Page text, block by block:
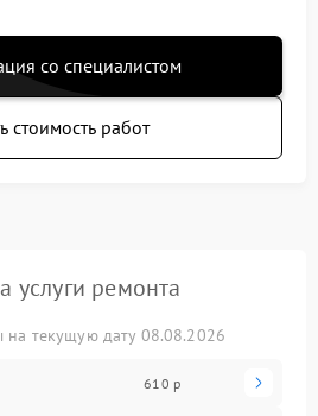
со специалистом
стоимость работ
услуги ремонта
на текущую дату 08.08.2026
610 р